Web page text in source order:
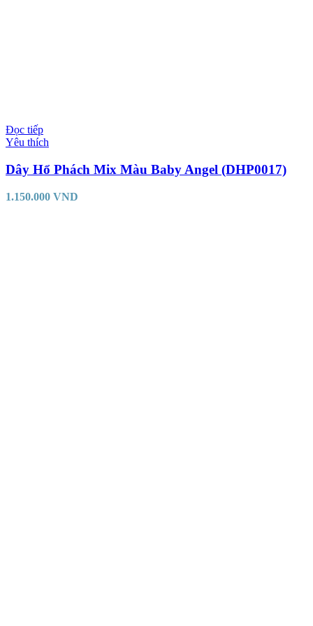
Đọc tiếp
Yêu thích
Dây Hổ Phách Mix Màu Baby Angel (DHP0017)
1.150.000 VND